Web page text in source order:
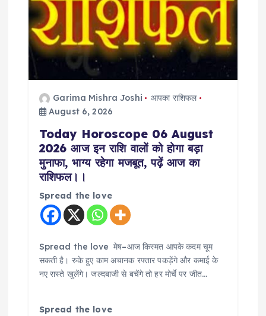
o
n
Garima Mishra Joshi
आपका राशिफल
August 6, 2026
Today Horoscope 06 August
2026 आज इन राशि वालों को होगा बड़ा
मुनाफा, भाग्य रहेगा मजबूत, पढ़ें आज का
राशिफल।।
Spread the love
Spread the love मेष–आज किस्मत आपके कदम चूम
सकती है। रुके हुए काम अचानक रफ्तार पकड़ेंगे और कमाई के
नए रास्ते खुलेंगे। जल्दबाजी से बचेंगे तो हर मोर्चे पर जीत…
Spread the love